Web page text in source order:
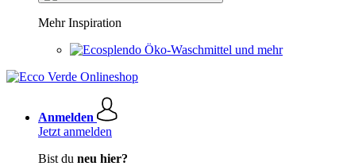
Mehr Inspiration
Öko-Waschmittel und mehr
Anmelden
Jetzt anmelden
Bist du neu hier?